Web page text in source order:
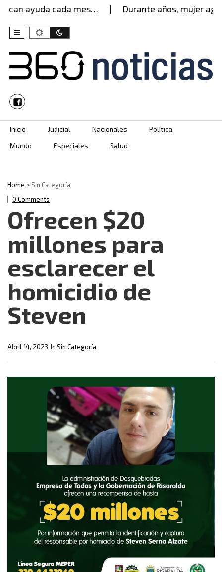
ayuda cada mes… Durante años, mujer
Skip to content
Inicio Judicial Nacionales
Política
Mundo
Especiales Salud
Home > Sin Categoría
0 Comments
Ofrecen $20
millones para
esclarecer el
homicidio de
Steven
In Sin Categoría
Abril 14, 2023